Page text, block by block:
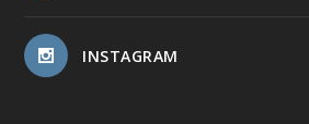
INSTAGRAM